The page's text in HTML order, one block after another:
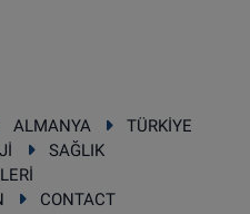
ALMANYA
TÜRKİYE
SAĞLIK
CONTACT